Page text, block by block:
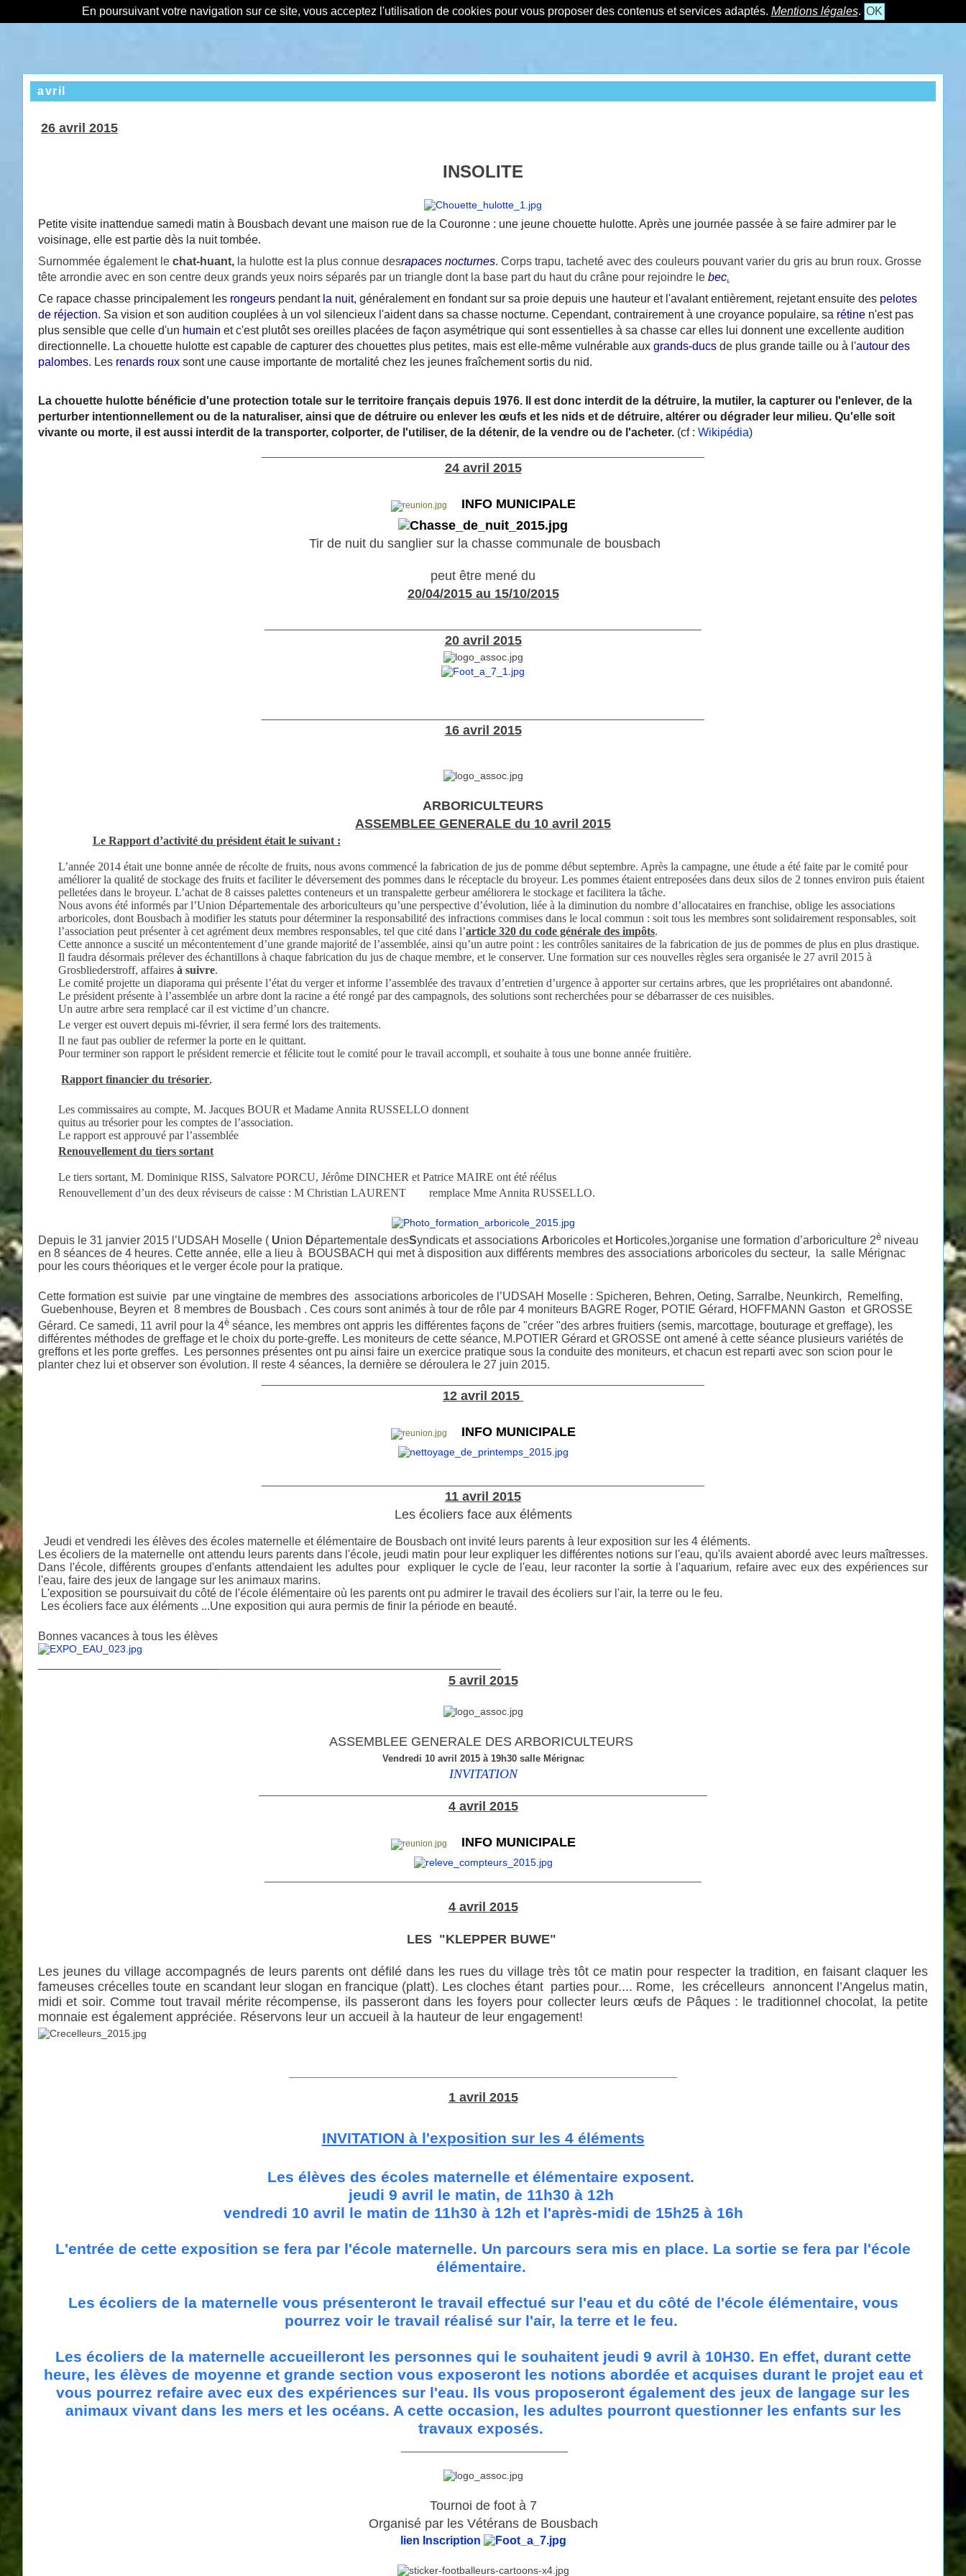
En poursuivant votre navigation sur ce site, vous acceptez l'utilisation de cookies pour vous proposer des contenus et services adaptés. Mentions légales. OK
avril
26 avril 2015
INSOLITE
Petite visite inattendue samedi matin à Bousbach devant une maison rue de la Couronne : une jeune chouette hulotte. Après une journée passée à se faire admirer par le
voisinage, elle est partie dès la nuit tombée.
Surnommée également le chat-huant, la hulotte est la plus connue desrapaces nocturnes. Corps trapu, tacheté avec des couleurs pouvant varier du gris au brun roux. Grosse
tête arrondie avec en son centre deux grands yeux noirs séparés par un triangle dont la base part du haut du crâne pour rejoindre le bec.
Ce rapace chasse principalement les rongeurs pendant la nuit, généralement en fondant sur sa proie depuis une hauteur et l'avalant entièrement, rejetant ensuite des pelotes
de réjection. Sa vision et son audition couplées à un vol silencieux l'aident dans sa chasse nocturne. Cependant, contrairement à une croyance populaire, sa rétine n'est pas
plus sensible que celle d'un humain et c'est plutôt ses oreilles placées de façon asymétrique qui sont essentielles à sa chasse car elles lui donnent une excellente audition
directionnelle. La chouette hulotte est capable de capturer des chouettes plus petites, mais est elle-même vulnérable aux grands-ducs de plus grande taille ou à l'autour des
palombes. Les renards roux sont une cause importante de mortalité chez les jeunes fraîchement sortis du nid.
La chouette hulotte bénéficie d'une protection totale sur le territoire français depuis 1976. Il est donc interdit de la détruire, la mutiler, la capturer ou l'enlever, de la
perturber intentionnellement ou de la naturaliser, ainsi que de détruire ou enlever les œufs et les nids et de détruire, altérer ou dégrader leur milieu. Qu'elle soit
vivante ou morte, il est aussi interdit de la transporter, colporter, de l'utiliser, de la détenir, de la vendre ou de l'acheter. (cf : Wikipédia)
24 avril 2015
INFO MUNICIPALE
Tir de nuit du sanglier sur la chasse communale de bousbach
peut être mené du
20/04/2015 au 15/10/2015
20 avril 2015
16 avril 2015
ARBORICULTEURS
ASSEMBLEE GENERALE du 10 avril 2015
Le Rapport d’activité du président était le suivant :
L’année 2014 était une bonne année de récolte de fruits, nous avons commencé la fabrication de jus de pomme début septembre. Après la campagne, une étude a été faite par le comité pour
améliorer la qualité de stockage des fruits et faciliter le déversement des pommes dans le réceptacle du broyeur. Les pommes étaient entreposées dans deux silos de 2 tonnes environ puis étaient
pelletées dans le broyeur. L’achat de 8 caisses palettes conteneurs et un transpalette gerbeur améliorera le stockage et facilitera la tâche.
Nous avons été informés par l’Union Départementale des arboriculteurs qu’une perspective d’évolution, liée à la diminution du nombre d’allocataires en franchise, oblige les associations
arboricoles, dont Bousbach à modifier les statuts pour déterminer la responsabilité des infractions commises dans le local commun : soit tous les membres sont solidairement responsables, soit
l’association peut présenter à cet agrément deux membres responsables, tel que cité dans l’article 320 du code générale des impôts.
Cette annonce a suscité un mécontentement d’une grande majorité de l’assemblée, ainsi qu’un autre point : les contrôles sanitaires de la fabrication de jus de pommes de plus en plus drastique.
Il faudra désormais prélever des échantillons à chaque fabrication du jus de chaque membre, et le conserver. Une formation sur ces nouvelles règles sera organisée le 27 avril 2015 à
Grosbliederstroff, affairesà suivre.
Le comité projette un diaporama qui présente l’état du verger et informe l’assemblée des travaux d’entretien d’urgence à apporter sur certains arbres, que les propriétaires ont abandonné.
Le président présente à l’assemblée un arbre dont la racine a été rongé par des campagnols, des solutions sont recherchées pour se débarrasser de ces nuisibles.
Un autre arbre sera remplacé car il est victime d’un chancre.
Le verger est ouvert depuis mi-février, il sera fermé lors des traitements.
Il ne faut pas oublier de refermer la porte en le quittant.
Pour terminer son rapport le président remercie et félicite tout le comité pour le travail accompli, et souhaite à tous une bonne année fruitière.
Rapport financier du trésorier,
Les commissaires au compte, M. Jacques BOUR et Madame Annita RUSSELLO donnent
quitus au trésorier pour les comptes de l’association.
Le rapport est approuvé par l’assemblée
Renouvellement du tiers sortant
Le tiers sortant, M. Dominique RISS, Salvatore PORCU, Jérôme DINCHER et Patrice MAIRE ont été réélus
Renouvellement d’un des deux réviseurs de caisse : M Christian LAURENT remplace Mme Annita RUSSELLO.
Depuis le 31 janvier 2015 l’UDSAH Moselle ( Union Départementale desSyndicats et associations Arboricoles et Horticoles,)organise une formation d’arboriculture 2è niveau
en 8 séances de 4 heures. Cette année, elle a lieu à BOUSBACH qui met à disposition aux différents membres des associations arboricoles du secteur, la salle Mérignac
pour les cours théoriques et le verger école pour la pratique.
Cette formation est suivie par une vingtaine de membres des associations arboricoles de l’UDSAH Moselle : Spicheren, Behren, Oeting, Sarralbe, Neunkirch, Remelfing,
Guebenhouse, Beyren et 8 membres de Bousbach . Ces cours sont animés à tour de rôle par 4 moniteurs BAGRE Roger, POTIE Gérard, HOFFMANN Gaston et GROSSE
Gérard. Ce samedi, 11 avril pour la 4è séance, les membres ont appris les différentes façons de "créer "des arbres fruitiers (semis, marcottage, bouturage et greffage), les
différentes méthodes de greffage et le choix du porte-greffe. Les moniteurs de cette séance, M.POTIER Gérard et GROSSE ont amené à cette séance plusieurs variétés de
greffons et les porte greffes. Les personnes présentes ont pu ainsi faire un exercice pratique sous la conduite des moniteurs, et chacun est reparti avec son scion pour le
planter chez lui et observer son évolution. Il reste 4 séances, la dernière se déroulera le 27 juin 2015.
12 avril 2015
INFO MUNICIPALE
11 avril 2015
Les écoliers face aux éléments
Jeudi et vendredi les élèves des écoles maternelle et élémentaire de Bousbach ont invité leurs parents à leur exposition sur les 4 éléments.
Les écoliers de la maternelle ont attendu leurs parents dans l'école, jeudi matin pour leur expliquer les différentes notions sur l'eau, qu'ils avaient abordé avec leurs maîtresses.
Dans l'école, différents groupes d'enfants attendaient les adultes pour expliquer le cycle de l'eau, leur raconter la sortie à l'aquarium, refaire avec eux des expériences sur
l'eau, faire des jeux de langage sur les animaux marins.
L'exposition se poursuivait du côté de l'école élémentaire où les parents ont pu admirer le travail des écoliers sur l'air, la terre ou le feu.
Les écoliers face aux éléments ...Une exposition qui aura permis de finir la période en beauté.
Bonnes vacances à tous les élèves
5 avril 2015
ASSEMBLEE GENERALE DES ARBORICULTEURS
Vendredi 10 avril 2015 à 19h30 salle Mérignac
INVITATION
4 avril 2015
INFO MUNICIPALE
4 avril 2015
LES "KLEPPER BUWE"
Les jeunes du village accompagnés de leurs parents ont défilé dans les rues du village très tôt ce matin pour respecter la tradition, en faisant claquer les
fameuses crécelles toute en scandant leur slogan en francique (platt). Les cloches étant parties pour.... Rome, les crécelleurs annoncent l’Angelus matin,
midi et soir. Comme tout travail mérite récompense, ils passeront dans les foyers pour collecter leurs œufs de Pâques : le traditionnel chocolat, la petite
monnaie est également appréciée. Réservons leur un accueil à la hauteur de leur engagement!
1 avril 2015
INVITATION à l'exposition sur les 4 éléments
Les élèves des écoles maternelle et élémentaire exposent.
jeudi 9 avril le matin, de 11h30 à 12h
vendredi 10 avril le matin de 11h30 à 12h et l'après-midi de 15h25 à 16h
L'entrée de cette exposition se fera par l'école maternelle. Un parcours sera mis en place. La sortie se fera par l'école
élémentaire.
Les écoliers de la maternelle vous présenteront le travail effectué sur l'eau et du côté de l'école élémentaire, vous
pourrez voir le travail réalisé sur l'air, la terre et le feu.
Les écoliers de la maternelle accueilleront les personnes qui le souhaitent jeudi 9 avril à 10H30. En effet, durant cette
heure, les élèves de moyenne et grande section vous exposeront les notions abordée et acquises durant le projet eau et
vous pourrez refaire avec eux des expériences sur l'eau. Ils vous proposeront également des jeux de langage sur les
animaux vivant dans les mers et les océans. A cette occasion, les adultes pourront questionner les enfants sur les
travaux exposés.
Tournoi de foot à 7
Organisé par les Vétérans de Bousbach
lien Inscription